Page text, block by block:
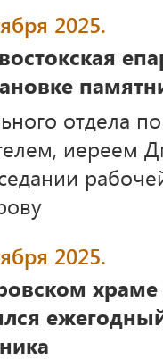
2025.
отдела
иереем
2025.
храме